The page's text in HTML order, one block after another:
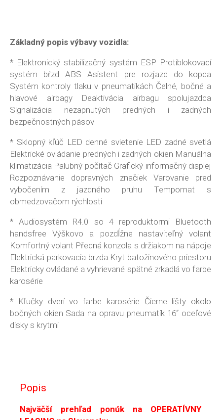
Základný popis výbavy vozidla:
* Elektronický stabilizačný systém ESP Protiblokovací
systém bŕzd ABS Asistent pre rozjazd do kopca
Systém kontroly tlaku v pneumatikách Čelné, bočné a
hlavové airbagy Deaktivácia airbagu spolujazdca
Signalizácia nezapnutých predných i zadných
bezpečnostných pásov
* Sklopný kľúč LED denné svietenie LED zadné svetlá
Elektrické ovládanie predných i zadných okien Manuálna
klimatizácia Palubný počítač Grafický informačný displej
Rozpoznávanie dopravných značiek Varovanie pred
vybočením z jazdného pruhu Tempomat s
obmedzovačom rýchlosti
* Audiosystém R4.0 so 4 reproduktormi Bluetooth
handsfree Výškovo a pozdĺžne nastaviteľný volant
Komfortný volant Předná konzola s držiakom na nápoje
Elektrická parkovacia brzda Kryt batožinového priestoru
Elektricky ovládané a vyhrievané spätné zrkadlá vo farbe
karosérie
* Kľučky dverí vo farbe karosérie Čierne lišty okolo
bočných okien Sada na opravu pneumatík 16“ oceľové
disky s krytmi
Popis
Najväčší prehľad ponúk na OPERATÍVNY